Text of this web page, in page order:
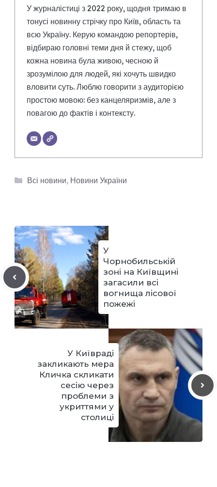
У журналістиці з 2022 року, щодня тримаю в
тонусі новинну стрічку про Київ, область та
всю Україну. Керую командою репортерів,
відбираю головні теми дня й стежу, щоб
кожна новина була живою, чесною й
зрозумілою для людей, які хочуть швидко
вловити суть. Люблю говорити з аудиторією
простою мовою: без канцеляризмів, але з
повагою до фактів і контексту.
Категорії
Всі новини, Новини України
У
Чорнобильській
зоні на Київщині
загасили всі
вогнища лісової
пожежі
У Київраді
закликають мера
Кличка скликати
сесію через
проблеми з
укриттями у
столиці